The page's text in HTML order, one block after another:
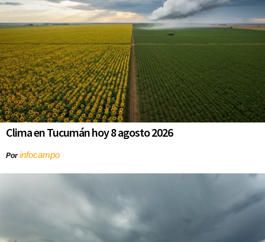
Clima en Tucumán hoy 8 agosto 2026
Porinfocampo